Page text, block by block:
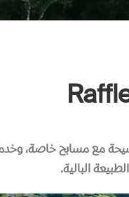
مع مسابح خاصة،
البالية.